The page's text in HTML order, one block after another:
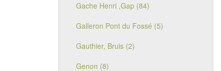
Gache Henri ,Gap (84)
Galleron Pont du Fossé (5)
Gauthier, Bruis (2)
Genon (8)